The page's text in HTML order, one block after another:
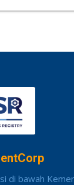
di bawah